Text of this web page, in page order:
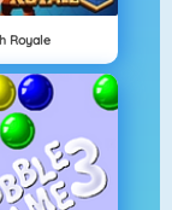
Royale